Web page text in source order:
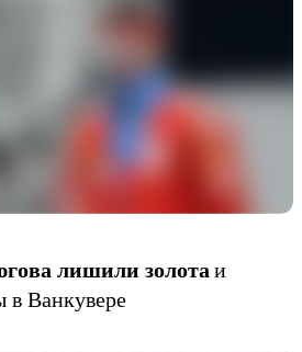
лишили золота и
Ванкувере